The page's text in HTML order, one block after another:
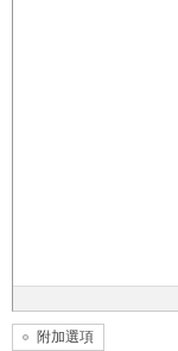
限
附加選項